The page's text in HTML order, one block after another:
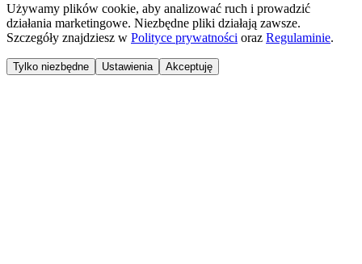
Używamy plików cookie, aby analizować ruch i prowadzić
działania marketingowe. Niezbędne pliki działają zawsze.
Szczegóły znajdziesz w Polityce prywatności oraz Regulaminie.
Tylko niezbędne Ustawienia Akceptuję